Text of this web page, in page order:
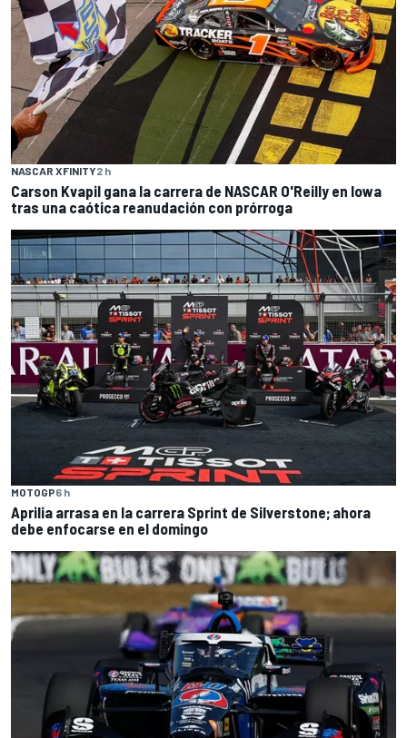
NASCAR XFINITY2 h
Carson Kvapil gana la carrera de NASCAR O'Reilly en Iowa
tras una caótica reanudación con prórroga
MOTOGP6 h
Aprilia arrasa en la carrera Sprint de Silverstone; ahora
debe enfocarse en el domingo